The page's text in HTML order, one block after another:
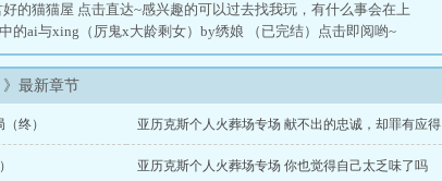
的猫猫屋 点击直达~感兴趣的可以过去找我玩，有什么事会在上
的ai与xing（厉鬼x大龄剩女）by绣娘 （已完结）点击即阅哟~
》最新章节
终） 亚历克斯个人火葬场专场 献不出的忠诚，却罪有应得
亚历克斯个人火葬场专场 你也觉得自己太乏味了吗